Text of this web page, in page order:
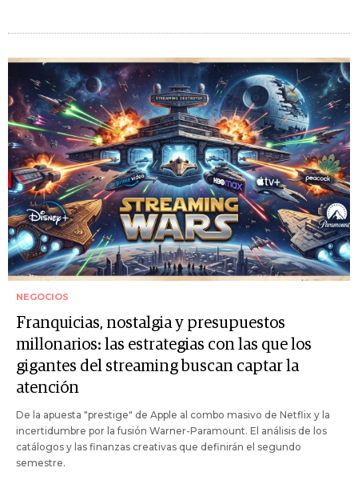
NEGOCIOS
Franquicias, nostalgia y presupuestos
millonarios: las estrategias con las que los
gigantes del streaming buscan captar la
atención
De la apuesta "prestige" de Apple al combo masivo de Netflix y la
incertidumbre por la fusión Warner-Paramount. El análisis de los
catálogos y las finanzas creativas que definirán el segundo
semestre.